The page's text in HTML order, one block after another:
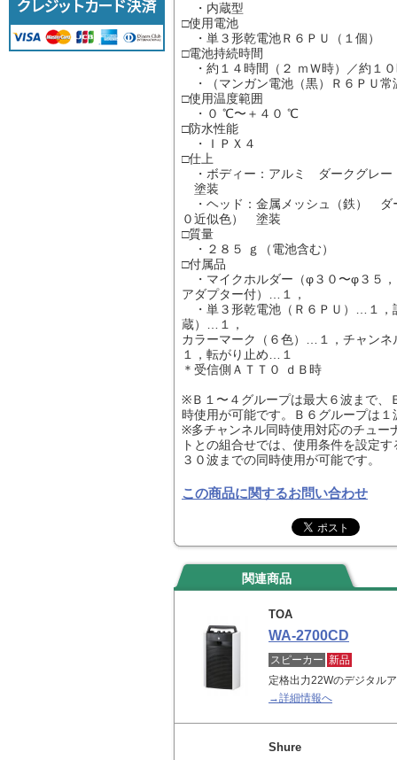
・内蔵型
□使用電池
・単３形乾電池Ｒ６ＰＵ（１個）
□電池持続時間
・約１４時間（２ ｍＷ時）／約１
・（マンガン電池（黒）Ｒ６ＰＵ常
□使用温度範囲
・０ ℃〜＋４０ ℃
□防水性能
・ＩＰＸ４
□仕上
・ボディー：アルミ ダークグレー
塗装
・ヘッド：金属メッシュ（鉄） ダ
０近似色） 塗装
□質量
・２８５ ｇ（電池含む）
□付属品
・マイクホルダー（φ３０〜φ３５
アダプター付）…１，
・単３形乾電池（Ｒ６ＰＵ）…１，
蔵）…１，
カラーマーク（６色）…１，チャン
１，転がり止め…１
＊受信側ＡＴＴ０ ｄＢ時
※Ｂ１〜４グループは最大６波まで、
時使用が可能です。Ｂ６グループは
※多チャンネル同時使用対応のチュー
トとの組合せでは、使用条件を設定
３０波までの同時使用が可能です。
この商品に関するお問い合わせ
関連商品
TOA
WA-2700CD
スピーカー 新品
定格出力22Wのデジタル
→詳細情報へ
Shure